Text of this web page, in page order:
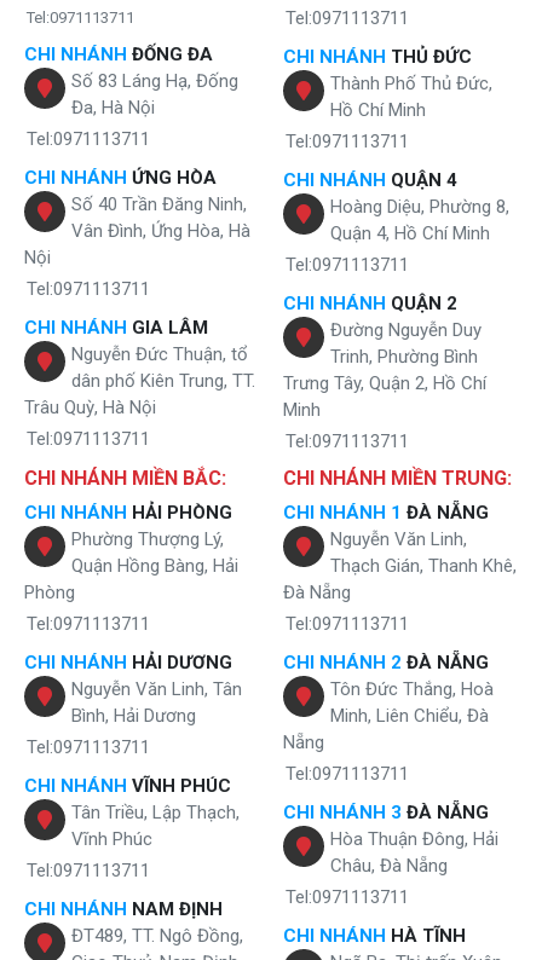
Cụ thể gồm:
Lõi PP 5 micron :Thành phần chính của lõi này chứa các sợi
PP có khe hở nhỏ hơn 5 micron loại trừ được các chất rắn, đất
sét bắt đầu nguồn nước chảy vào.
Lõi OCB-GAC:
Bên trong lõi chứa than hoạt tính OCB gáo dừa
hại.
Lõi PP 1 micron: Các sợi bông xốp có khe hở nhỏ hơn 1
micron trong lõi lọc một lần nữa các tạp chất mịn có kích
Màng ROđược làm nguyên khối do trung tâm nghiên cứu thị
trường Hàn quốc thiết kế ra có chức năng loại bỏ 99,9% vi
khuẩn gây hại, thuốc trừ sâu hay clo lẫn trong nước. Không
những thế, với cấu tạo nguyên khối được nối vào hệ thống lọc
bởi các cút nối nhanh giúp người dùng dễ dàng tháo lắp để
thay lõi và giảm thiểu tình trạng xâm nhập vào hệ thống lọc
bên trong của vi khuẩn.
máy lọc nước Karofi E9RO
toàn từ than gáo dừa giúp khử mùi hôi của nước, làm nước trở
thành nước mềm và tăng vị ngọt thơm ngon dễ uống cho
nước.
Lõi hồng ngoại xacủa Karofi E9RO hoạt động như các tia
hồng ngoại khác nhưng bước sóng ngắn giúp tiêu diệt vi
khuẩn và phân tách nước thành các phần tử để hấp thụ tốt khí
oxy giúp trẻ hóa làn da, da sẽ không bị lão hóa.
từng tế bào.
Lõi Alkalinegiúp cân bằng độ PH, cung cấp các khoáng chất
cần thiết giúp hỗ trợ điều trị 1 số bệnh liên quan đến hệ tiêu
hóa và tăng cường sức đề kháng cho mỗi người.
r chứa hàng ngàn phân tử Ag+ hút các siêu vi
mang điện tích âm và phá hủy cấu trúc của chúng làm vô hiệu
hóa tác động ảnh hưởng của chúng vào trong cơ thể mỗi
người.
Tel:0971113711
CHI NHÁNH ĐỐNG ĐA
Số 83 Láng Hạ, Đống
Đa, Hà Nội
Tel:0971113711
CHI NHÁNH ỨNG HÒA
Số 40 Trần Đăng Ninh,
Vân Đình, Ứng Hòa, Hà
Nội
Tel:0971113711
CHI NHÁNH GIA LÂM
Nguyễn Đức Thuận, tổ
dân phố Kiên Trung, TT.
Trâu Quỳ, Hà Nội
Tel:0971113711
Tel:0971113711
CHI NHÁNH THỦ ĐỨC
Thành Phố Thủ Đức,
Hồ Chí Minh
Tel:0971113711
CHI NHÁNH QUẬN 4
Hoàng Diệu, Phường 8,
Quận 4, Hồ Chí Minh
Tel:0971113711
CHI NHÁNH QUẬN 2
Đường Nguyễn Duy
Trinh, Phường Bình
Trưng Tây, Quận 2, Hồ Chí
Minh
Tel:0971113711
CHI NHÁNH MIỀN BẮC:
CHI NHÁNH HẢI PHÒNG
Phường Thượng Lý,
Quận Hồng Bàng, Hải
Phòng
Tel:0971113711
CHI NHÁNH HẢI DƯƠNG
Nguyễn Văn Linh, Tân
Bình, Hải Dương
Tel:0971113711
CHI NHÁNH VĨNH PHÚC
Tân Triều, Lập Thạch,
Vĩnh Phúc
Tel:0971113711
CHI NHÁNH NAM ĐỊNH
ĐT489, TT. Ngô Đồng,
CHI NHÁNH MIỀN TRUNG:
CHI NHÁNH 1 ĐÀ NẴNG
Nguyễn Văn Linh,
Thạch Gián, Thanh Khê,
Đà Nẵng
Tel:0971113711
CHI NHÁNH 2 ĐÀ NẴNG
Tôn Đức Thắng, Hoà
Minh, Liên Chiểu, Đà
Nẵng
Tel:0971113711
CHI NHÁNH 3 ĐÀ NẴNG
Hòa Thuận Đông, Hải
Châu, Đà Nẵng
Tel:0971113711
CHI NHÁNH HÀ TĨNH